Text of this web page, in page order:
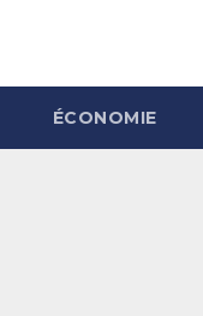
ÉCONOMIE